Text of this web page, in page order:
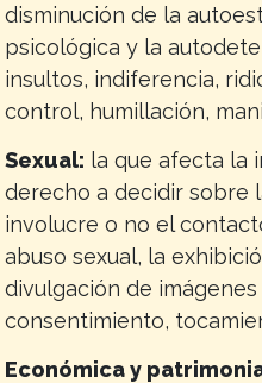
disminución de la
psicológica y la
insultos, indiferencia,
control, humillación,
Sexual: la que afecta la
derecho a decidir sobre
involucre o no el
abuso sexual, la
divulgación de
consentimiento,
Económica y